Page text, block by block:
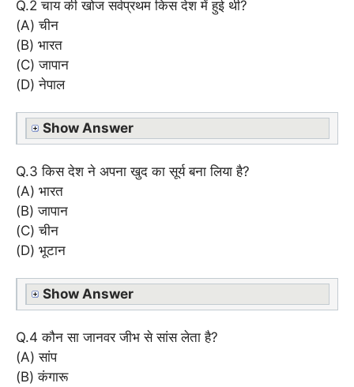
Q.2 चाय की खोज सर्वप्रथम किस देश में हुई थी?
(A) चीन
(B) भारत
(C) जापान
(D) नेपाल
Show Answer
Q.3 किस देश ने अपना खुद का सूर्य बना लिया है?
(A) भारत
(B) जापान
(C) चीन
(D) भूटान
Show Answer
Q.4 कौन सा जानवर जीभ से सांस लेता है?
(A) सांप
(B) कंगारू